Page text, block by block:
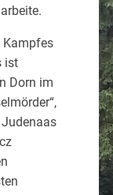
Kampfes
ist
Dorn im
Judenaas